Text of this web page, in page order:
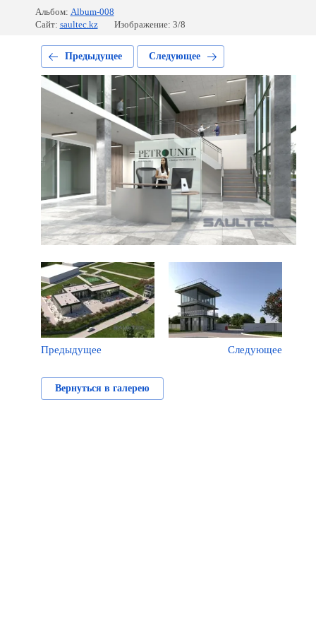
Альбом: Album-008
Сайт: saultec.kz Изображение: 3/8
Предыдущее Следующее
Предыдущее Следующее
Вернуться в галерею